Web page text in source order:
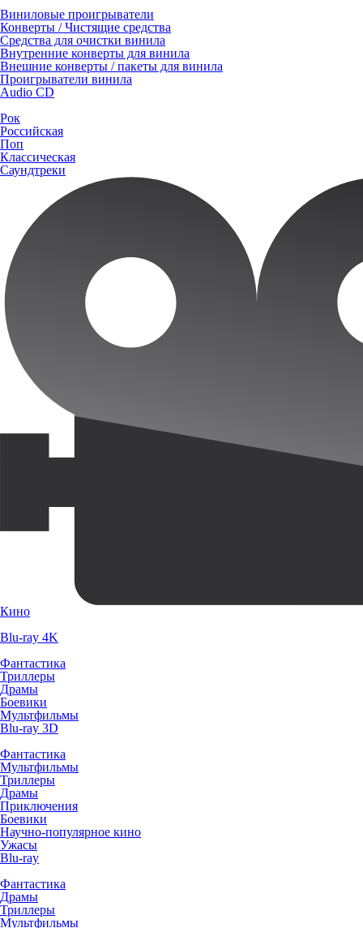
Виниловые проигрыватели
Конверты / Чистящие средства
Средства для очистки винила
Внутренние конверты для винила
Внешние конверты / пакеты для винила
Проигрыватели винила
Audio CD
Рок
Российская
Поп
Классическая
Саундтреки
Кино
Blu-ray 4K
Фантастика
Триллеры
Драмы
Боевики
Мультфильмы
Blu-ray 3D
Фантастика
Мультфильмы
Триллеры
Драмы
Приключения
Боевики
Научно-популярное кино
Ужасы
Blu-ray
Фантастика
Драмы
Триллеры
Мультфильмы